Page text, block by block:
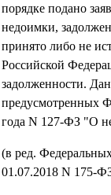
порядке подано
недоимки,
принято либо не
Российской
задолженности.
предусмотренных
года N 127-ФЗ "О
(в ред.
01.07.2018 N 175-